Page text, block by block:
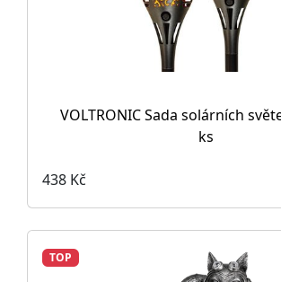
VOLTRONIC Sada solárních
ks
438 Kč
TOP